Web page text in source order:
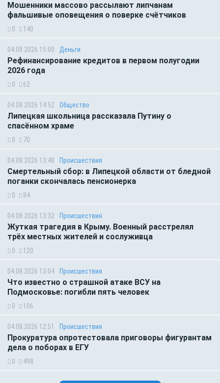
Мошенники массово рассылают липчанам
фальшивые оповещения о поверке счётчиков
0 140
04.08.2026 15:00 Деньги
Рефинансирование кредитов в первом полугодии
2026 года
0 62
04.08.2026 14:52 Общество
Липецкая школьница рассказала Путину о
спасённом храме
0 70
04.08.2026 13:48 Происшествия
Смертельный сбор: в Липецкой области от бледной
поганки скончалась пенсионерка
0 84
04.08.2026 13:32 Происшествия
Жуткая трагедия в Крыму. Военный расстрелял
трёх местных жителей и сослуживца
0 120
04.08.2026 13:04 Происшествия
Что известно о страшной атаке ВСУ на
Подмосковье: погибли пять человек
0 106
04.08.2026 12:51 Происшествия
Прокуратура опротестовала приговоры фигурантам
дела о поборах в ЕГУ
0 498